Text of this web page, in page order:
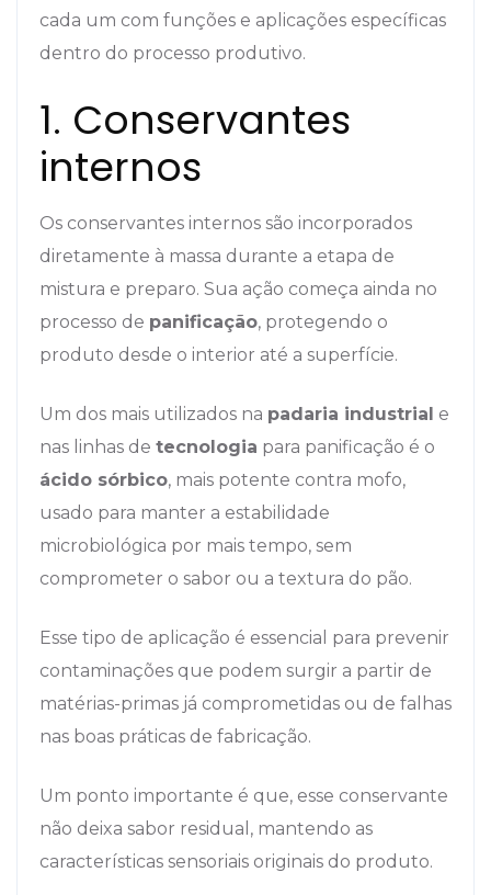
cada um com funções e aplicações específicas
dentro do processo produtivo.
1. Conservantes
internos
Os conservantes internos são incorporados
diretamente à massa durante a etapa de
mistura e preparo. Sua ação começa ainda no
processo de panificação, protegendo o
produto desde o interior até a superfície.
Um dos mais utilizados na padaria industrial e
nas linhas de tecnologia para panificação é o
ácido sórbico, mais potente contra mofo,
usado para manter a estabilidade
microbiológica por mais tempo, sem
comprometer o sabor ou a textura do pão.
Esse tipo de aplicação é essencial para prevenir
contaminações que podem surgir a partir de
matérias-primas já comprometidas ou de falhas
nas boas práticas de fabricação.
Um ponto importante é que, esse conservante
não deixa sabor residual, mantendo as
características sensoriais originais do produto.